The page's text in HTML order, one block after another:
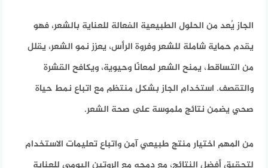
الجاز يُعد من الحلول الطبيعية الفعالة للعناية بالشعر، فهو
يقدم حماية شاملة للشعر وفروة الرأس، يعزز نمو الشعر، يقلل
من التساقط، يمنح الشعر لمعانًا وحيوية، ويكافح القشرة
والتقصف. استخدام الجاز بشكل منتظم مع اتباع نمط حياة
صحي يضمن نتائج ملموسة على صحة الشعر.
من المهم اختيار منتج طبيعي آمن واتباع تعليمات الاستخدام